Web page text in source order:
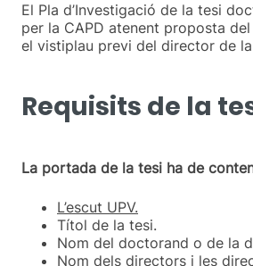
El Pla d’Investigació de la tesi
per la CAPD atenent proposta
el vistiplau previ del director de
Requisits de la
La portada de la tesi ha de
L’escut UPV.
Títol de la tesi.
Nom del doctorand o de la
Nom dels directors i les